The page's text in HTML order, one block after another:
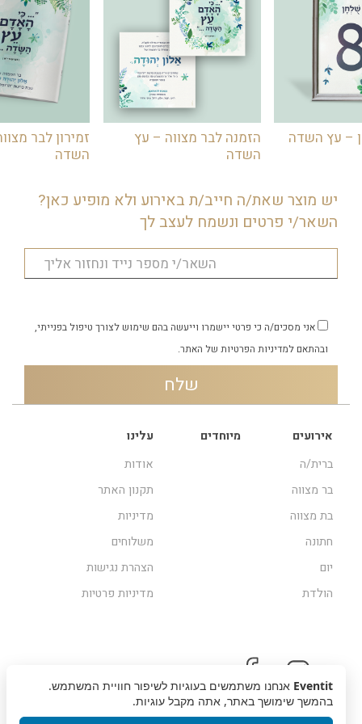
– עץ השדה
הזמנה לבר מצווה – עץ
השדה
זמירון לבר
השדה
יש מוצר שאת/ה חייב/ת באירוע ולא מופיע כאן?
השאר/י פרטים ונשמח לעצב לך
אני מסכים/ה כי פרטי יישמרו וייעשה בהם שימוש לצורך טיפול בפנייתי,
ובהתאם למדיניות הפרטיות של האתר.
אירועים
ברית/ה
בר מצווה
בת מצווה
חתונה
יום
הולדת
מיוחדים
עלינו
אודות
תקנון האתר
מדיניות
משלוחים
הצהרת נגישות
מדיניות פרטיות
Eventit אנחנו משתמשים בעוגיות לשיפור חוויית המשתמש.
בהמשך שימושך באתר, אתה מקבל עוגיות.